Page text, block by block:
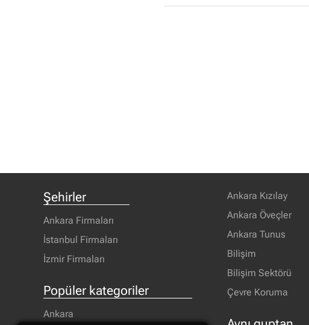
Şehirler
Ankara Firmaları
İstanbul Firmaları
İzmir Firmaları
Popüler kategoriler
Ankara
Ankara Kızılay
Ankara Öveçler
Ankara Tunus
Bilişim
Bilişim Sektörü
Çevre Koruma